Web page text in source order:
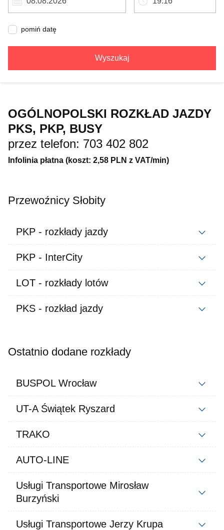
pomiń datę
Wyszukaj
OGÓLNOPOLSKI ROZKŁAD JAZDY
PKS, PKP, BUSY
przez telefon: 703 402 802
Infolinia płatna (koszt: 2,58 PLN z VAT/min)
Przewoźnicy Słobity
PKP - rozkłady jazdy
PKP - InterCity
LOT - rozkłady lotów
PKS - rozkład jazdy
Ostatnio dodane rozkłady
BUSPOL Wrocław
UT-A Świątek Ryszard
TRAKO
AUTO-LINE
Usługi Transportowe Mirosław
Burzyński
Usługi Transportowe Jerzy Krupa